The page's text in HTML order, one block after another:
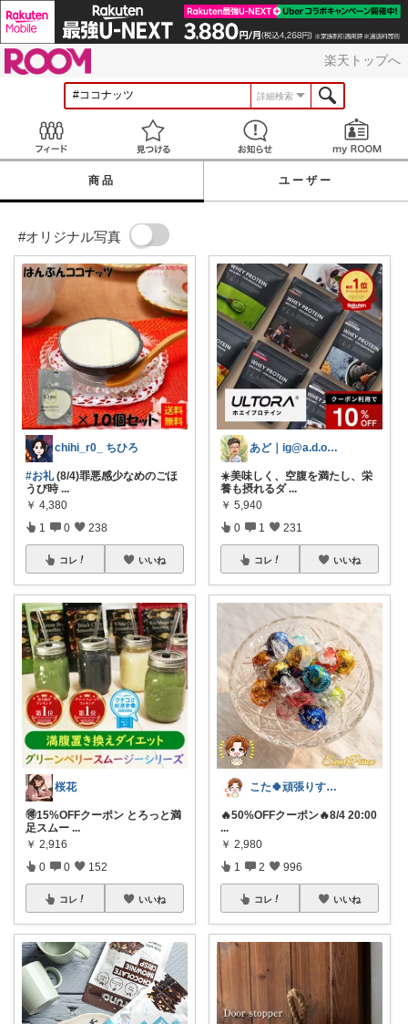
楽天トップへ
詳細検索
見つける お知らせ
商品 ユーザー
#オリジナル写真
chihi_r0_ ちひろ
#お礼(8/4)罪悪感少なめのごほ
うび時 ...
￥ 4,380
1 0 238
コレ いいね
桜花
🉐15%OFFクーポン とろっと満
足スムー ...
￥ 2,916
0 0 152
コレ いいね
あど｜ig@a.d.o_protein
☀️美味しく、空腹を満たし、栄
養も摂れるダ ...
￥ 5,940
0 1 231
コレ いいね
こた🍀頑張りすぎない主婦
🔥50%OFFクーポン🔥8/4 20:00
...
￥ 2,980
1 2 996
コレ いいね